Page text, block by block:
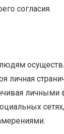
согласия.
личная
личными